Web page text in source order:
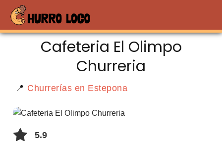
Cafeteria El Olimpo
Churreria
📍 Churrerías en Estepona
5.9